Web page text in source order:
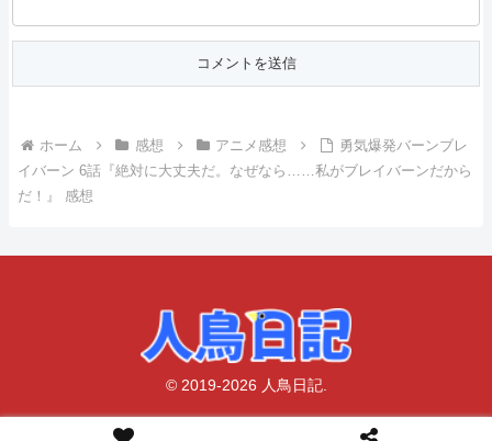
ホーム 感想 アニメ感想
勇気爆発バーンブレ
イバーン 6話『絶対に大丈夫だ。なぜなら……私がブレイバーンだから
だ！』 感想
© 2019-2026 人鳥日記.